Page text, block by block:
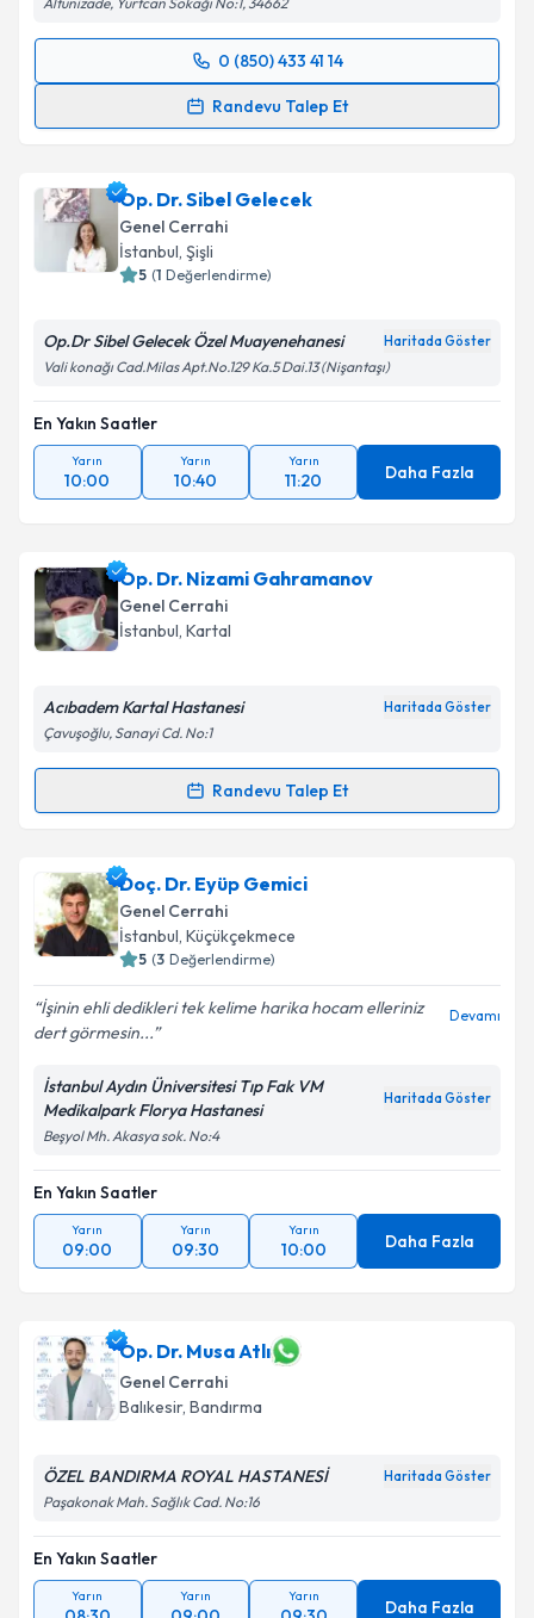
0 (850) 433 41 14
Randevu Talep Et
Randevu Takvimi Talebi
takvim hazırlandığında e-posta ile bilgilendireceğiz.
E-posta Adresiniz
Kişisel verilerimin işlenmesine ilişkinAydınlatma
kapsamda işlenmesini kabul ediyorum.
Takvim Talebini Gönder
Op. Dr. Sibel Gelecek
Genel Cerrahi
İstanbul, Şişli
5 (1 Değerlendirme)
Op.Dr Sibel Gelecek Özel Muayenehanesi Haritada Göster
Vali konağı Cad.Milas Apt.No.129 Ka.5 Dai.13 (Nişantaşı)
En Yakın Saatler
Yarın
10:00
Yarın
10:40
Yarın
11:20 Daha Fazla
Op. Dr. Nizami Gahramanov
Genel Cerrahi
İstanbul, Kartal
Acıbadem Kartal Hastanesi Haritada Göster
Çavuşoğlu, Sanayi Cd. No:1
Randevu Talep Et
Randevu Takvimi Talebi
Op. Dr. Nizami Gahramanov
talebi oluşturun. Size bu uzmandan randevu almanız
için bir takvim hazırlandığında e-posta ile
bilgilendireceğiz.
E-posta Adresiniz
Kişisel verilerimin işlenmesine ilişkin
Metni'ni okudum ve kişisel verilerimin belirtilen
kapsamda işlenmesini kabul ediyorum.
Takvim Talebini Gönder
Doç. Dr. Eyüp Gemici
Genel Cerrahi
İstanbul, Küçükçekmece
5 (3 Değerlendirme)
İşinin ehli dedikleri tek kelime harika hocam elleriniz
dert görmesin...
Devamı
İstanbul Aydın Üniversitesi Tıp Fak VM
Medikalpark Florya Hastanesi
Haritada Göster
Beşyol Mh. Akasya sok. No:4
En Yakın Saatler
Yarın
09:00
Yarın
09:30
Yarın
10:00 Daha Fazla
Op. Dr. Musa Atlı
Genel Cerrahi
Balıkesir, Bandırma
ÖZEL BANDIRMA ROYAL HASTANESİ Haritada Göster
Paşakonak Mah. Sağlık Cad. No:16
En Yakın Saatler
Yarın Yarın Yarın
Daha Fazla